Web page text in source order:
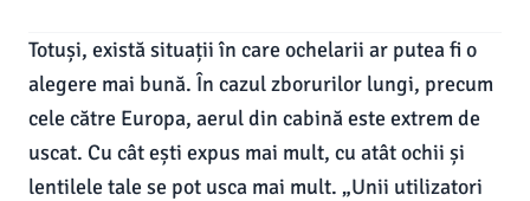
Totuși, există situații în care ochelarii ar putea fi o
alegere mai bună. În cazul zborurilor lungi, precum
cele către Europa, aerul din cabină este extrem de
uscat. Cu cât ești expus mai mult, cu atât ochii și
lentilele tale se pot usca mai mult. „Unii utilizatori